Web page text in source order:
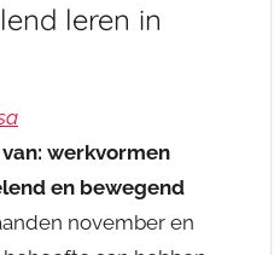
leren in
werkvormen
en bewegend
november en